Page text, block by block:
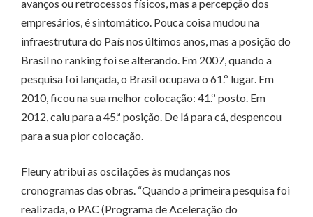
avanços ou retrocessos físicos, mas a percepção dos
empresários, é sintomático. Pouca coisa mudou na
infraestrutura do País nos últimos anos, mas a posição do
Brasil no ranking foi se alterando. Em 2007, quando a
pesquisa foi lançada, o Brasil ocupava o 61.º lugar. Em
2010, ficou na sua melhor colocação: 41.º posto. Em
2012, caiu para a 45.ª posição. De lá para cá, despencou
para a sua pior colocação.
Fleury atribui as oscilações às mudanças nos
cronogramas das obras. “Quando a primeira pesquisa foi
realizada, o PAC (Programa de Aceleração do